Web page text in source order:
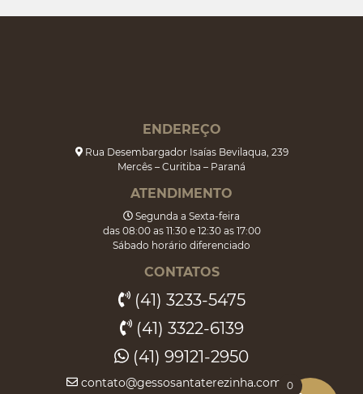
ENDEREÇO
Rua Desembargador Isaías Bevilaqua, 239
Mercês – Curitiba – Paraná
ATENDIMENTO
Segunda a Sexta-feira
das 08:00 as 11:30 e 12:30 as 17:00
Sábado horário diferenciado
CONTATOS
(41) 3233-5475
(41) 3322-6139
(41) 99121-2950
contato@gessosantaterezinha.com.br
0